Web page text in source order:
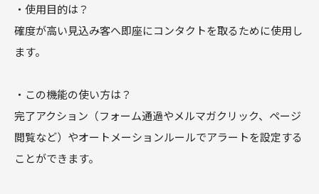
・使用目的は？
確度が高い見込み客へ即座にコンタクトを取るために使用し
ます。
・この機能の使い方は？
完了アクション（フォーム通過やメルマガクリック、ページ
閲覧など）やオートメーションルールでアラートを設定する
ことができます。